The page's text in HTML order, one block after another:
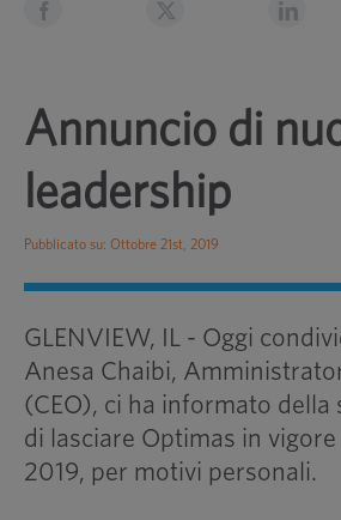
Annuncio di
leadership
Pubblicato su: Ottobre 21st, 2019
GLENVIEW, IL - Oggi
Anesa Chaibi,
(CEO), ci ha informato della
di lasciare Optimas in
2019, per motivi personali.